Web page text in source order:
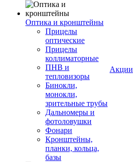
Оптика и кронштейны
Прицелы
оптические
Прицелы
коллиматорные
ПНВ и
тепловизоры
Бинокли,
монокли,
зрительные трубы
Дальномеры и
фотоловушки
Фонари
Кронштейны,
планки, кольца,
базы
Акции